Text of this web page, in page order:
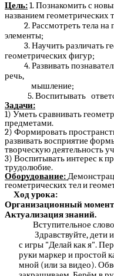
Цель:1. Познакомить с
названием геометрических
2. Рассмотреть тела на
элементы;
3. Научить различать
геометрических фигур;
4. Развивать
речь,
мышление;
5. Воспитывать
Задачи:
1) Уметь сравнивать
предметами.
2) Формировать
развивать восприятие
творческую деятельность
3) Воспитывать интерес к
трудолюбие.
Оборудование:
геометрических тел
Ход урока:
Организационный
Актуализация знаний.
Вступительное
Здравствуйте, дети и
с игры "Делай как я".
руки маркер и простой
мной (или за видео).